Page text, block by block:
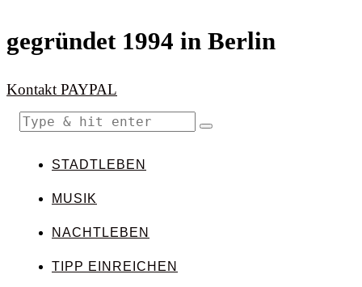
gegründet 1994 in Berlin
Kontakt PAYPAL
STADTLEBEN
MUSIK
NACHTLEBEN
TIPP EINREICHEN